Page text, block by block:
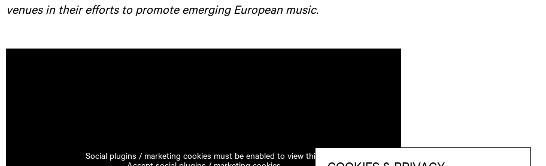
venues in their efforts to promote emerging European music.
Social plugins / marketing cookies must be enabled to view this.